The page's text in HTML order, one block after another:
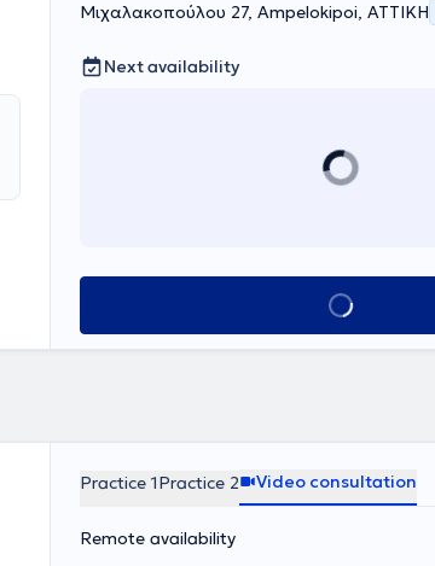
Μιχαλακοπούλου 27, Ampelokipoi, ΑΤΤΙΚΗ
Next availability
Book appointment
Practice 1Practice 2 Video consultation
Remote availability